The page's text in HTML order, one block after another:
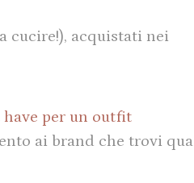
cucire!), acquistati nei
have per un outfit
ai brand che trovi qua